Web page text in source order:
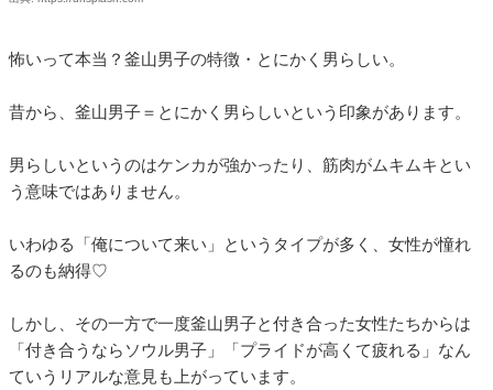
怖いって本当？釜山男子の特徴・とにかく男らしい。
昔から、釜山男子＝とにかく男らしいという印象があります。
男らしいというのはケンカが強かったり、筋肉がムキムキとい
う意味ではありません。
いわゆる「俺について来い」というタイプが多く、女性が憧れ
るのも納得♡
しかし、その一方で一度釜山男子と付き合った女性たちからは
「付き合うならソウル男子」「プライドが高くて疲れる」なん
ていうリアルな意見も上がっています。